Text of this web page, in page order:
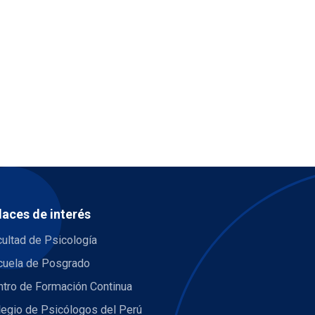
de interés
de Psicología
de Posgrado
de Formación Continua
de Psicólogos del Perú